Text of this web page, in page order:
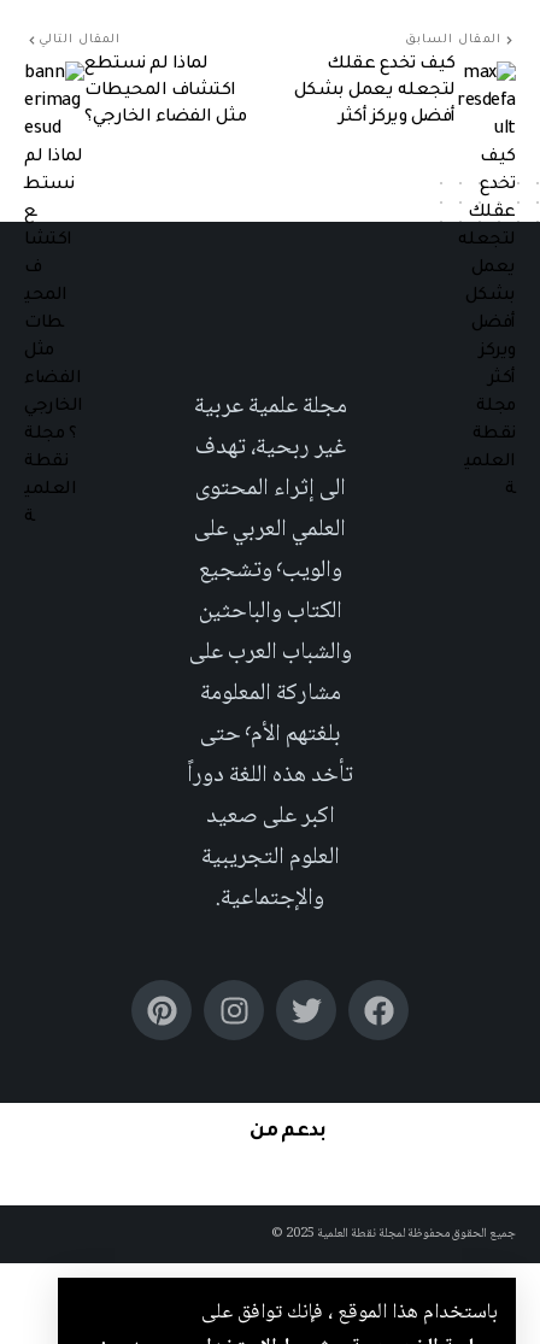
باستخدام هذا الموقع ، فإنك توافق على
المقال السابق
كيف تخدع عقلك
لتجعله يعمل بشكل
أفضل ويركز أكثر
المقال التالي
لماذا لم نستطع
اكتشاف المحيطات
مثل الفضاء الخارجي؟
مجلة علمية عربية
غير ربحية، تهدف
الى إثراء المحتوى
العلمي العربي على
والويب٬ وتشجيع
الكتاب والباحثين
والشباب العرب على
مشاركة المعلومة
بلغتهم الأم٬ حتى
تأخد هذه اللغة دوراً
اكبر على صعيد
العلوم التجريبية
والإجتماعية.
بدعم من
جميع الحقوق محفوظة لمجلة نقطة العلمية 2025 ©